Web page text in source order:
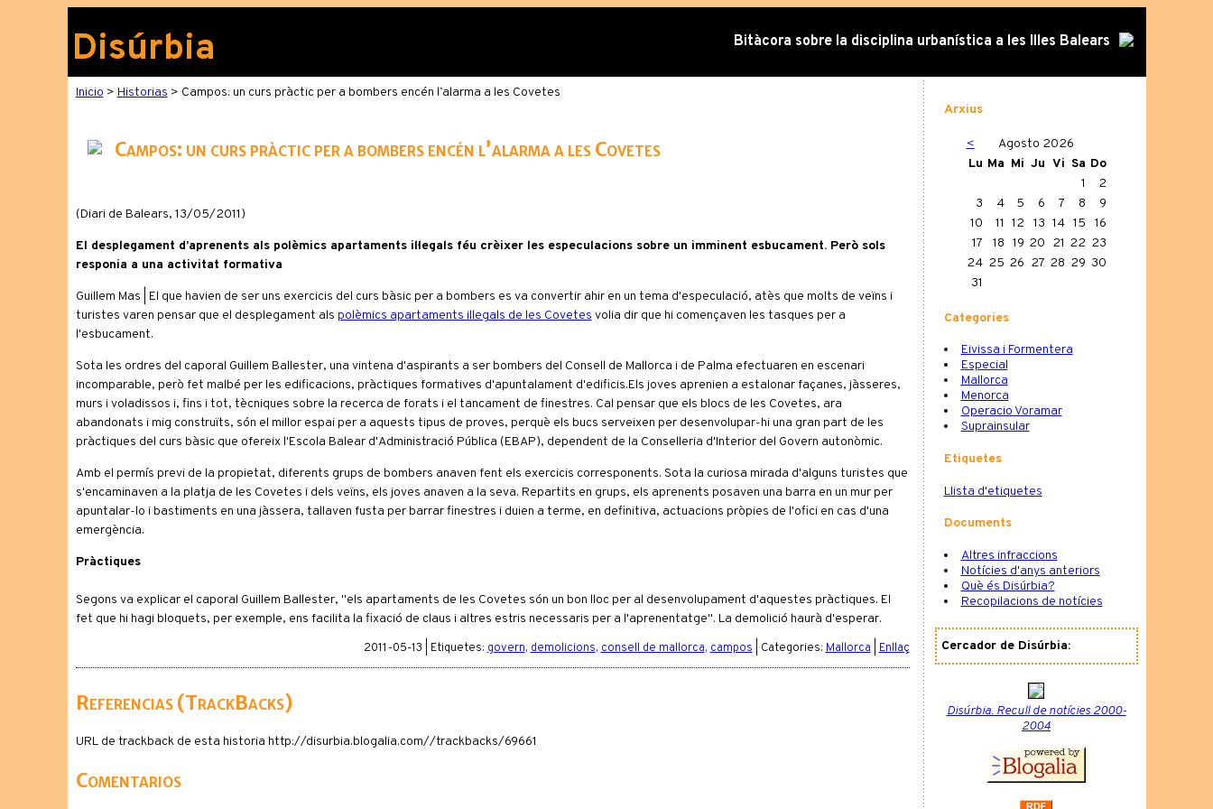
Disúrbia Bitàcora sobre la disciplina urbanística a les Illes Balears
Inicio > Historias > Campos: un curs pràctic per a bombers encén l’alarma a les Covetes
Campos: un curs pràctic per a bombers encén l’alarma a les Covetes
(Diari de Balears, 13/05/2011)
El desplegament d’aprenents als polèmics apartaments il·legals féu crèixer les especulacions sobre un imminent esbucament. Però sols
responia a una activitat formativa
Guillem Mas | El que havien de ser uns exercicis del curs bàsic per a bombers es va convertir ahir en un tema d'especulació, atès que molts de veïns i
turistes varen pensar que el desplegament als polèmics apartaments il·legals de les Covetes volia dir que hi començaven les tasques per a
l'esbucament.
Sota les ordres del caporal Guillem Ballester, una vintena d'aspirants a ser bombers del Consell de Mallorca i de Palma efectuaren en escenari
incomparable, però fet malbé per les edificacions, pràctiques formatives d'apuntalament d'edificis.Els joves aprenien a estalonar façanes, jàsseres,
murs i voladissos i, fins i tot, tècniques sobre la recerca de forats i el tancament de finestres. Cal pensar que els blocs de les Covetes, ara
abandonats i mig construïts, són el millor espai per a aquests tipus de proves, perquè els bucs serveixen per desenvolupar-hi una gran part de les
pràctiques del curs bàsic que ofereix l'Escola Balear d'Administració Pública (EBAP), dependent de la Conselleria d'Interior del Govern autonòmic.
Amb el permís previ de la propietat, diferents grups de bombers anaven fent els exercicis corresponents. Sota la curiosa mirada d'alguns turistes que
s'encaminaven a la platja de les Covetes i dels veïns, els joves anaven a la seva. Repartits en grups, els aprenents posaven una barra en un mur per
apuntalar-lo i bastiments en una jàssera, tallaven fusta per barrar finestres i duien a terme, en definitiva, actuacions pròpies de l'ofici en cas d'una
emergència.
Pràctiques
Segons va explicar el caporal Guillem Ballester, "els apartaments de les Covetes són un bon lloc per al desenvolupament d'aquestes pràctiques. El
fet que hi hagi bloquets, per exemple, ens facilita la fixació de claus i altres estris necessaris per a l'aprenentatge". La demolició haurà d'esperar.
2011-05-13 | Etiquetes: govern, demolicions, consell de mallorca, campos | Categories: Mallorca Enllaç
Referencias (TrackBacks)
URL de trackback de esta historia http://disurbia.blogalia.com//trackbacks/69661
Comentarios
Arxius
<
Agosto 2026
Lu Ma Mi Ju Vi Sa Do
1
2
3
4 5 6 7 8
9
10
11 12 13 14 15
16
17
18 19 20 21 22 23
24 25 26 27 28 29 30
31
Categories
Eivissa i Formentera
Especial
Mallorca
Menorca
Operacio Voramar
Suprainsular
Etiquetes
Llista d'etiquetes
Documents
Altres infraccions
Notícies d'anys anteriors
Què és Disúrbia?
Recopilacions de notícies
Cercador de Disúrbia:
Disúrbia. Recull de notícies 2000-
2004